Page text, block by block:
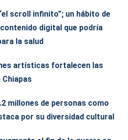
scroll infinito”; un hábito de
digital que podría
la salud
artísticas fortalecen las
millones de personas como
por su diversidad cultural